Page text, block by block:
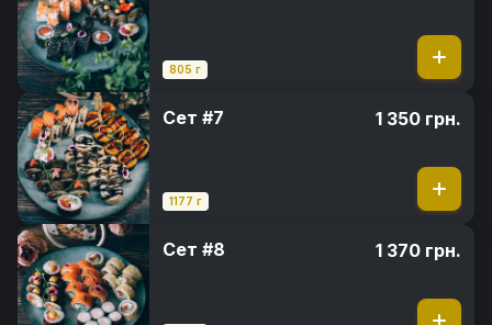
805 г
Сет #7
1177 г
1 350 грн.
Сет #8 1 370 грн.